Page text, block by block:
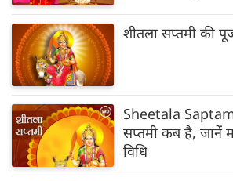
शीतला सप्तमी की
Sheetala
सप्तमी कब है, जानें
विधि